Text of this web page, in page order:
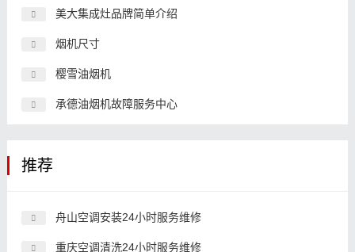
美大集成灶品牌简单介绍
烟机尺寸
樱雪油烟机
承德油烟机故障服务中心
推荐
舟山空调安装24小时服务维修
重庆空调清洗24小时服务维修